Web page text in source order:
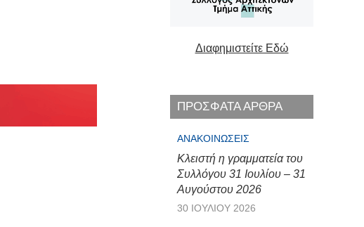
Διαφημιστείτε Εδώ
ΠΡΟΣΦΑΤΑ ΑΡΘΡΑ
ΑΝΑΚΟΙΝΏΣΕΙΣ
Κλειστή η γραμματεία του
Συλλόγου 31 Ιουλίου – 31
Αυγούστου 2026
30 ΙΟΥΛΊΟΥ 2026